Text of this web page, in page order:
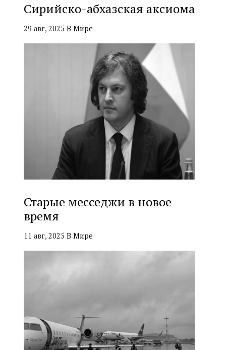
Сирийско-абхазская аксиома
29 авг, 2025 В Мире
Старые месседжи в новое
время
11 авг, 2025 В Мире